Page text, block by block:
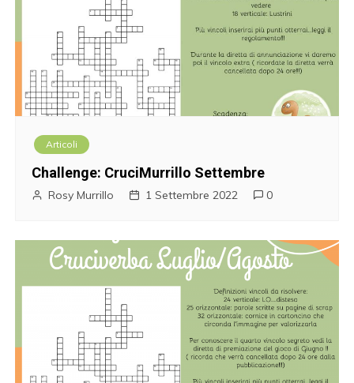
Articoli
Challenge: CruciMurrillo Settembre
Rosy Murrillo 1 Settembre 2022 0